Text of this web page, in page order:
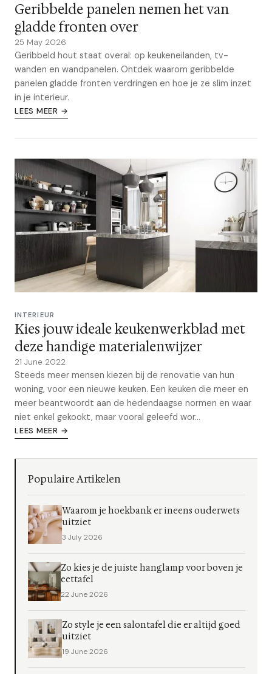
Geribbelde panelen nemen het van
gladde fronten over
25 May 2026
Geribbeld hout staat overal: op keukeneilanden, tv-
wanden en wandpanelen. Ontdek waarom geribbelde
panelen gladde fronten verdringen en hoe je ze slim inzet
in je interieur.
LEES MEER →
INTERIEUR
Kies jouw ideale keukenwerkblad met
deze handige materialenwijzer
21 June 2022
Steeds meer mensen kiezen bij de renovatie van hun
woning, voor een nieuwe keuken. Een keuken die meer en
meer beantwoordt aan de hedendaagse normen en waar
niet enkel gekookt, maar vooral geleefd wor...
LEES MEER →
Populaire Artikelen
Waarom je hoekbank er ineens ouderwets
uitziet
3 July 2026
Zo kies je de juiste hanglamp voor boven je
eettafel
22 June 2026
Zo style je een salontafel die er altijd goed
uitziet
19 June 2026